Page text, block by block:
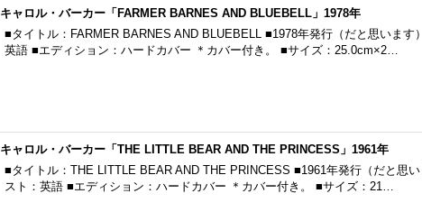
キャロル・バーカー「FARMER BARNES AND BLUEBELL」1978年
■タイトル：FARMER BARNES AND BLUEBELL ■1978年発行（だと思います
英語 ■エディション：ハードカバー ＊カバー付き。 ■サイズ：25.0cm×2…
キャロル・バーカー「THE LITTLE BEAR AND THE PRINCESS」1961年
■タイトル：THE LITTLE BEAR AND THE PRINCESS ■1961年発行（だと思
スト：英語 ■エディション：ハードカバー ＊カバー付き。 ■サイズ：21…